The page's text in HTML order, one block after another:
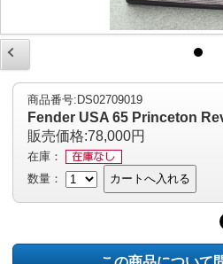
商品番号:DS02709019
Fender USA 65 Princeton
販売価格:78,000円
在庫：
数量：
カートへ入れる